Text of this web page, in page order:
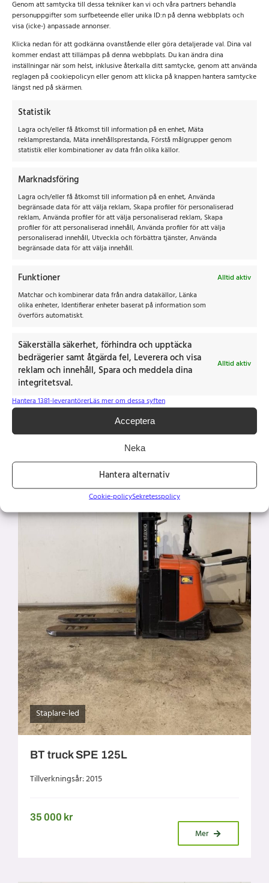
Genom att samtycka till dessa tekniker kan vi och våra partners behandla
personuppgifter som surfbeteende eller unika ID:n på denna webbplats och
visa (icke-) anpassade annonser.
Klicka nedan för att godkänna ovanstående eller göra detaljerade val. Dina val
kommer endast att tillämpas på denna webbplats. Du kan ändra dina
inställningar när som helst, inklusive återkalla ditt samtycke, genom att använda
reglagen på cookiepolicyn eller genom att klicka på knappen hantera samtycke
längst ned på skärmen.
Statistik
Lagra och/eller få åtkomst till information på en enhet, Mäta
reklamprestanda, Mäta innehållsprestanda, Förstå målgrupper genom
statistik eller kombinationer av data från olika källor.
Marknadsföring
Lagra och/eller få åtkomst till information på en enhet, Använda
begränsade data för att välja reklam, Skapa profiler för personaliserad
reklam, Använda profiler för att välja personaliserad reklam, Skapa
profiler för att personaliserad innehåll, Använda profiler för att välja
personaliserad innehåll, Utveckla och förbättra tjänster, Använda
begränsade data för att välja innehåll.
Funktioner
Alltid aktiv
Matchar och kombinerar data från andra datakällor, Länka
olika enheter, Identifierar enheter baserat på information som
överförs automatiskt.
Säkerställa säkerhet, förhindra och upptäcka
bedrägerier samt åtgärda fel, Leverera och visa
reklam och innehåll, Spara och meddela dina
integritetsval.
Alltid aktiv
Hantera 1381-leverantörerLäs mer om dessa syften
Acceptera
Neka
Hantera alternativ
Cookie-policySekretesspolicy
Staplare-led
Tillverkningsår: 2020
Staplare-led
BT truck SPE 125L
Tillverkningsår: 2015
35 000 kr
Mer